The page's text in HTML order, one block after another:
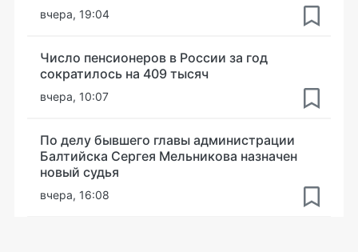
вчера, 19:04
Число пенсионеров в России за год
сократилось на 409 тысяч
вчера, 10:07
По делу бывшего главы администрации
Балтийска Сергея Мельникова назначен
новый судья
вчера, 16:08